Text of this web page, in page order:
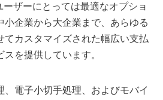
ザーにとっては最適なオプショ
小企業から大企業まで、あらゆる
てカスタマイズされた幅広い支払
を提供しています。
、電子小切手処理、およびモバイ